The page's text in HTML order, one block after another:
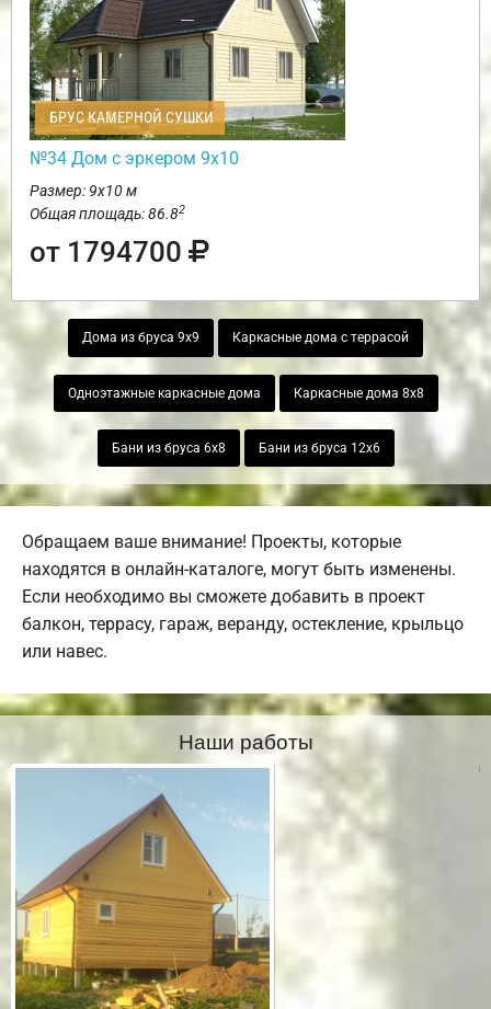
БРУС КАМЕРНОЙ СУШКИ
№34 Дом с эркером 9х10
Размер: 9х10 м
Общая площадь: 86.82
от 1794700
Дома из бруса 9х9 Каркасные дома с террасой
Одноэтажные каркасные дома Каркасные дома 8х8
Бани из бруса 6х8 Бани из бруса 12х6
Обращаем ваше внимание! Проекты, которые
находятся в онлайн-каталоге, могут быть изменены.
Если необходимо вы сможете добавить в проект
балкон, террасу, гараж, веранду, остекление, крыльцо
или навес.
Наши работы